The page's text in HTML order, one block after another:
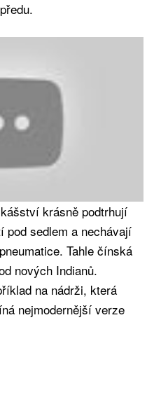
krásně podtrhují
pod sedlem a nechávají
Tahle čínská
nových Indianů.
na nádrži, která
nejmodernější verze